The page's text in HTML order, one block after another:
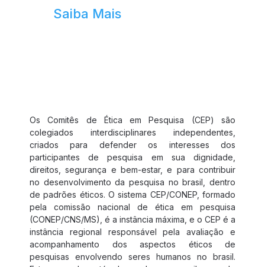
Saiba Mais
Os Comitês de Ética em Pesquisa (CEP) são
colegiados interdisciplinares independentes,
criados para defender os interesses dos
participantes de pesquisa em sua dignidade,
direitos, segurança e bem-estar, e para contribuir
no desenvolvimento da pesquisa no brasil, dentro
de padrões éticos. O sistema CEP/CONEP, formado
pela comissão nacional de ética em pesquisa
(CONEP/CNS/MS), é a instância máxima, e o CEP é a
instância regional responsável pela avaliação e
acompanhamento dos aspectos éticos de
pesquisas envolvendo seres humanos no brasil.